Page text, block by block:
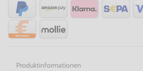
Produktinformationen